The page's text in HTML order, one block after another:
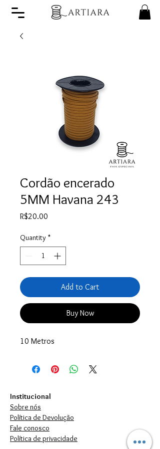
Cordão encerado
5MM Havana 243
R$20.00
Quantity *
Add to Cart
Buy Now
10 Metros
Institucional
Sobre nós
Política de Devolução
Fale conosco
Política de privacidade